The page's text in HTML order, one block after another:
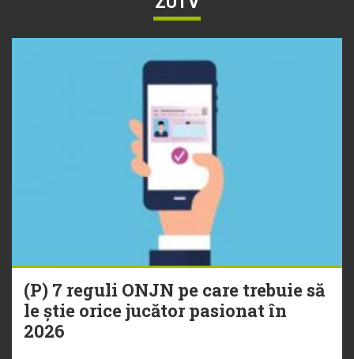
(P) 7 reguli ONJN pe care trebuie să
le știe orice jucător pasionat în
2026